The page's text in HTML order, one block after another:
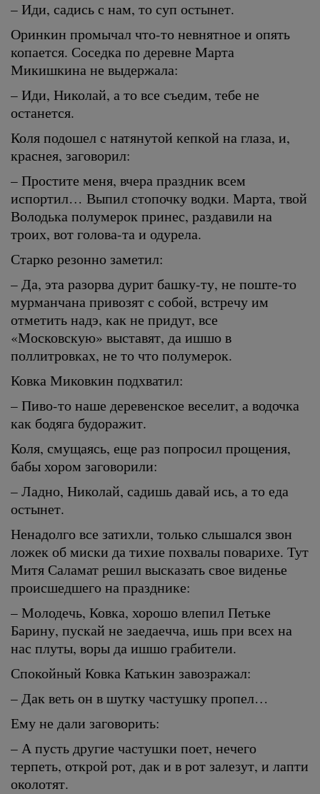
– Иди, садись с нам, то суп остынет.
Оринкин промычал что-то невнятное и опять
копается. Соседка по деревне Марта
Микишкина не выдержала:
– Иди, Николай, а то все съедим, тебе не
останется.
Коля подошел с натянутой кепкой на глаза, и,
краснея, заговорил:
– Простите меня, вчера праздник всем
испортил… Выпил стопочку водки. Марта, твой
Володька полумерок принес, раздавили на
троих, вот голова-та и одурела.
Старко резонно заметил:
– Да, эта разорва дурит башку-ту, не поште-то
мурманчана привозят с собой, встречу им
отметить надэ, как не придут, все
«Московскую» выставят, да ишшо в
поллитровках, не то что полумерок.
Ковка Миковкин подхватил:
– Пиво-то наше деревенское веселит, а водочка
как бодяга будоражит.
Коля, смущаясь, еще раз попросил прощения,
бабы хором заговорили:
– Ладно, Николай, садишь давай ись, а то еда
остынет.
Ненадолго все затихли, только слышался звон
ложек об миски да тихие похвалы поварихе. Тут
Митя Саламат решил высказать свое виденье
происшедшего на празднике:
– Молодечь, Ковка, хорошо влепил Петьке
Барину, пускай не заедаечча, ишь при всех на
нас плуты, воры да ишшо грабители.
Спокойный Ковка Катькин завозражал:
– Дак веть он в шутку частушку пропел…
Ему не дали заговорить:
– А пусть другие частушки поет, нечего
терпеть, открой рот, дак и в рот залезут, и лапти
околотят.